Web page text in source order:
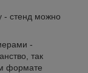
- стенд можно
-
так
формате